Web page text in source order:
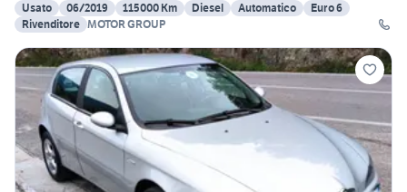
Usato
06/2019 115000 Km Diesel Automatico
Euro 6
Rivenditore MOTOR GROUP